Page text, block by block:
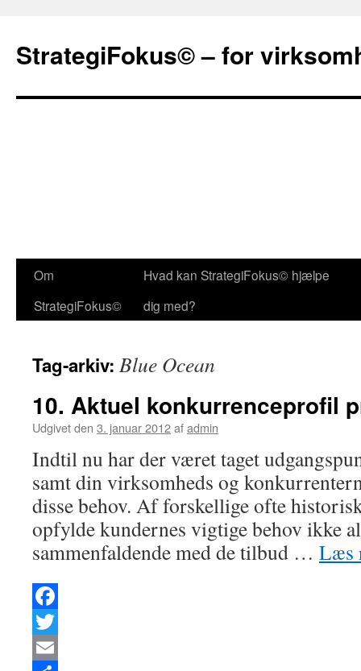
StrategiFokus© – for
Om
StrategiFokus©
Hvad kan StrategiFokus© hjælpe
dig med?
Tag-arkiv: Blue Ocean
10. Aktuel konkurrenceprofil
Udgivet den 3. januar 2012afadmin
Indtil nu har der været taget
samt din virksomheds og
disse behov. Af forskellige ofte
opfylde kundernes vigtige behov ikke
sammenfaldende med de tilbud … Læs
Facebook
Twitter